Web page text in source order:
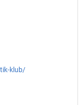
klub/